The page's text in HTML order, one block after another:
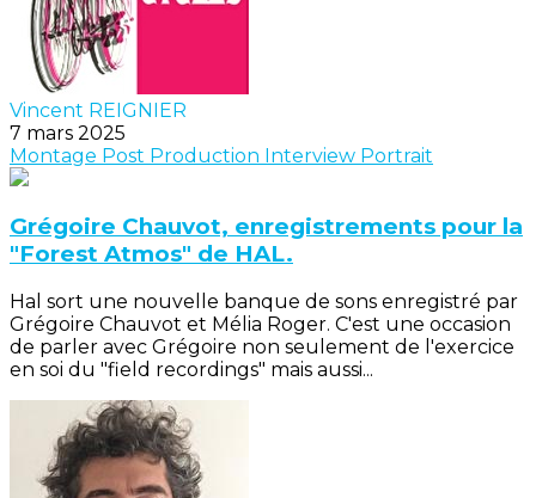
Vincent REIGNIER
7 mars 2025
Montage Post Production Interview Portrait
Grégoire Chauvot, enregistrements pour la
"Forest Atmos" de HAL.
Hal sort une nouvelle banque de sons enregistré par
Grégoire Chauvot et Mélia Roger. C'est une occasion
de parler avec Grégoire non seulement de l'exercice
en soi du "field recordings" mais aussi...